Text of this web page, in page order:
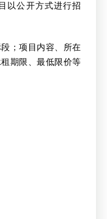
以公开方式进行招
；项目内容、所在
期限、最低限价等